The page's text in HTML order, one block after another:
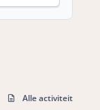
Alle activiteit